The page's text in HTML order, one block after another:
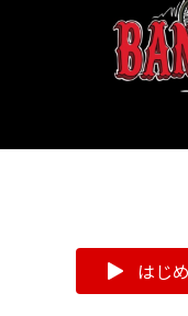
はじ